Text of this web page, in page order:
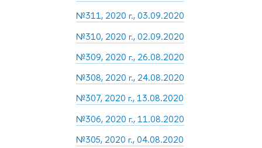
№311, 2020 г., 03.09.2020
№310, 2020 г., 02.09.2020
№309, 2020 г., 26.08.2020
№308, 2020 г., 24.08.2020
№307, 2020 г., 13.08.2020
№306, 2020 г., 11.08.2020
№305, 2020 г., 04.08.2020